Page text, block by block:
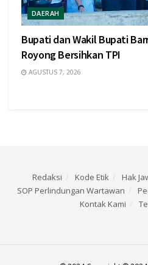
DAERAH
Bupati dan Wakil Bupati
Royong Bersihkan TPI
AGUSTUS 7, 2026
Redaksi Kode Etik
Hak
SOP Perlindungan Wartawan
Kontak Kami